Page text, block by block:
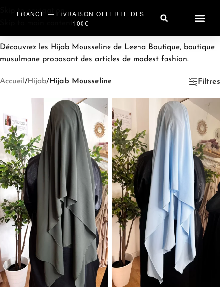
Skip to navigation
Skip to main content
FRANCE — LIVRAISON OFFERTE DÈS
100€
Découvrez les Hijab Mousseline de Leena Boutique, boutique
musulmane proposant des articles de modest fashion.
Accueil /Hijab/Hijab Mousseline Filtres